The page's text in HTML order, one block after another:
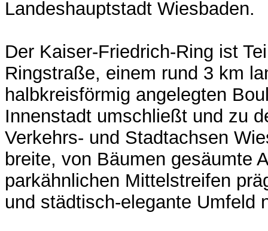
Landeshauptstadt Wiesbaden.
Der Kaiser-Friedrich-Ring ist
Ringstraße, einem rund 3 km
halbkreisförmig angelegten
Innenstadt umschließt und zu
Verkehrs- und Stadtachsen
breite, von Bäumen gesäumte
parkähnlichen Mittelstreifen
und städtisch-elegante Umfeld